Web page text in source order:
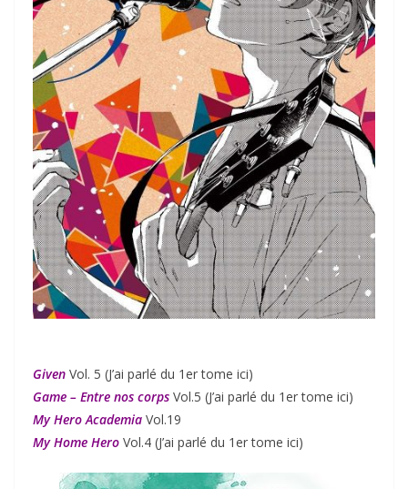
Given Vol. 5 (J’ai parlé du 1er tome ici)
Game – Entre nos corps Vol.5 (J’ai parlé du 1er tome ici)
My Hero Academia Vol.19
My Home Hero Vol.4 (J’ai parlé du 1er tome ici)